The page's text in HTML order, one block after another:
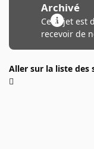
Archivé
Ce sujet est
recevoir de
Aller sur la liste des